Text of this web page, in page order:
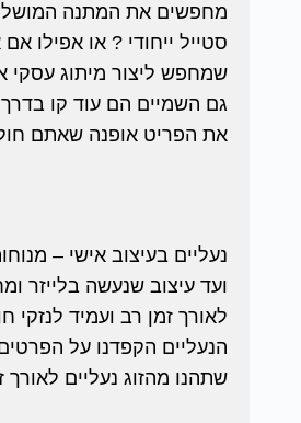
מחפשים את המתנה
סטייל ייחודי ? או אפילו
שמחפש ליצור מיתוג עסקי
גם השמיים הם עוד קו בדרך
את הפריט אופנה שאתם
נעליים בעיצוב אישי –
ועד עיצוב שנעשה בלייזר
לאורך זמן רב ועמיד לנזקי
הנעליים הקפדנו על
שתהנו מהזוג נעליים לאורך